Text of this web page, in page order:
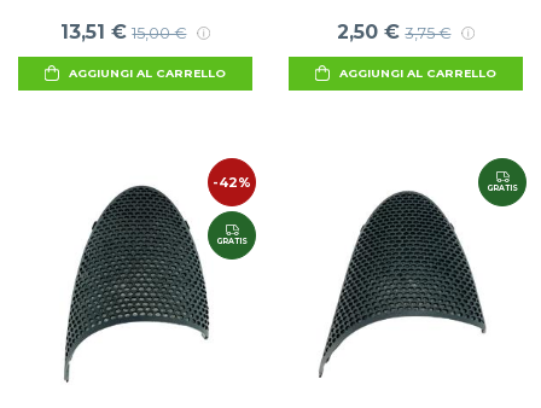
13,51 € 15,00 €
AGGIUNGI AL CARRELLO
2,50 € 3,75 €
AGGIUNGI AL CARRELLO
-42%
GRATIS
GRATIS